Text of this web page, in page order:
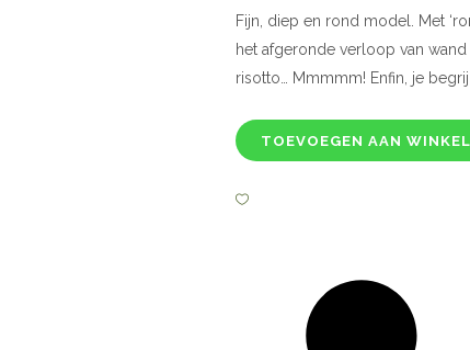
Fijn, diep en rond model. Met
het afgeronde verloop van
risotto… Mmmmm! Enfin, je
Fontignac
TOEVOEGEN AAN